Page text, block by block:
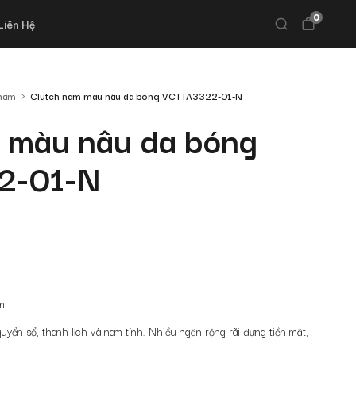
Hệ 0
Clutch nam màu nâu da bóng VCTTA3322-01-N
nâu da bóng
01-N
sổ, thanh lịch và nam tính. Nhiều ngăn rộng rãi đựng tiền mặt,